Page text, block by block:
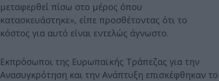
μεταφερθεί πίσω στο μέρος όπου
κατασκευάστηκε», είπε προσθέτοντας ότι το
κόστος για αυτό είναι εντελώς άγνωστο.
Εκπρόσωποι της Ευρωπαϊκής Τράπεζας για την
Ανασυγκρότηση και την Ανάπτυξη επισκέφθηκαν το